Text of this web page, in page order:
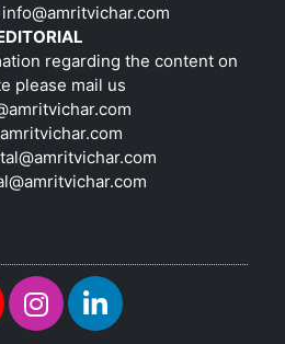
info@amritvichar.com
regarding the content on
please mail us